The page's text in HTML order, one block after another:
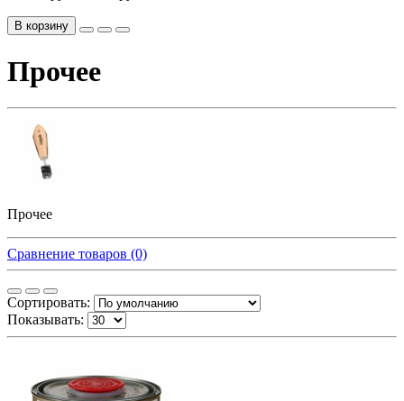
В корзину
Прочее
Прочее
Сравнение товаров (0)
Сортировать:
Показывать: